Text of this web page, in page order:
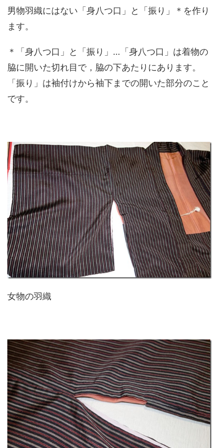
男物羽織にはない「身八つ口」と「振り」＊を作り
ます。
＊「身八つ口」と「振り」…「身八つ口」は着物の
脇に開いた切れ目で，脇の下あたりにあります。
「振り」は袖付けから袖下までの開いた部分のこと
です。
女物の羽織